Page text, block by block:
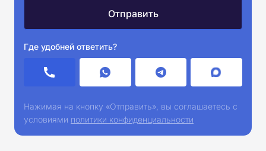
Где удобней ответить?
Нажимая на кнопку «Отправить», вы соглашаетесь с
условиями политики конфиденциальности